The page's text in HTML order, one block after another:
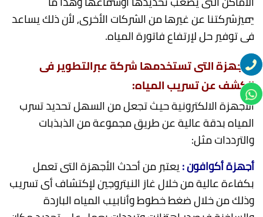
يميزشركتنا عن غيرها من الشركات الأخرى, لأن ذلك يساعد
فى توفير حل لإرتفاع فاتورة المياه.
الأجهزة التى تستخدمها شركة عبرالتطوير فى
الكشف عن تسريب المياه:
الأجهزة الالكترونية حيث تجعل من السهل تحديد تسرب
المياه بدقة عالية عن طريق مجموعة من الذبذبات
والترددات مثل:
أجهزة أكوافون :يعتبر من أحدث الأجهزة التى تعمل
بكفاءة عالية من خلال غاز النيتروجين لإكتشاف أى تسريب
وذلك من خلال ضغط خطوط وأنابيب المياه الباردة